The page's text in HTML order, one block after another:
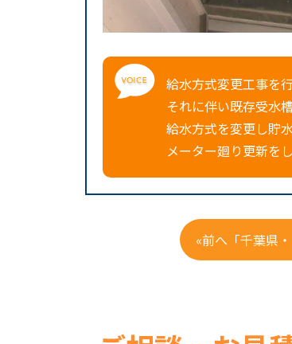
給水方式変更工事を
それに伴い既存受水
給水方式を変更し貯
メーター廻り更新を
«前へ「千葉県